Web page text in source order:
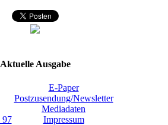
Aktuelle Ausgabe
E-Paper
Postzusendung/Newsletter
Mediadaten
Impressum